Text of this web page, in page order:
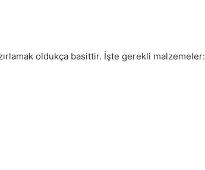
oldukça basittir. İşte gerekli malzemeler: